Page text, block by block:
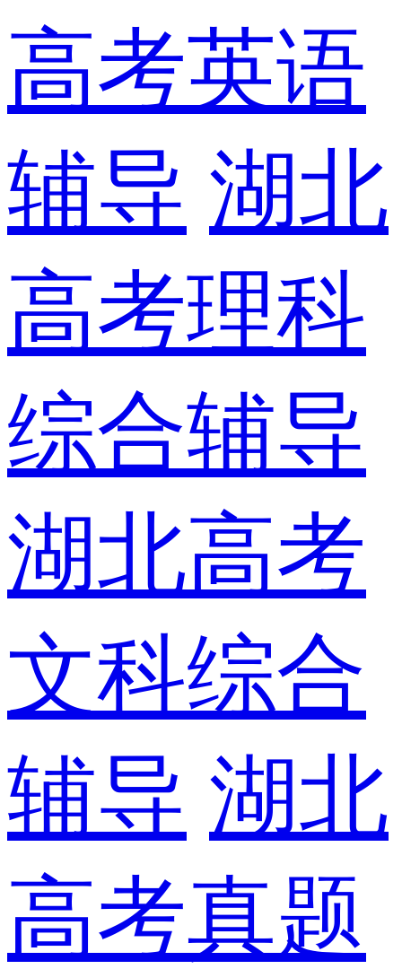
高考英语
辅导 湖北
高考理科
综合辅导
湖北高考
文科综合
辅导 湖北
高考真题